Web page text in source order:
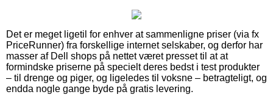
Det er meget ligetil for enhver at sammenligne priser (via fx
PriceRunner) fra forskellige internet selskaber, og derfor har
masser af Dell shops på nettet været presset til at at
formindske priserne på specielt deres bedst i test produkter
– til drenge og piger, og ligeledes til voksne – betragteligt, og
endda nogle gange byde på gratis levering.